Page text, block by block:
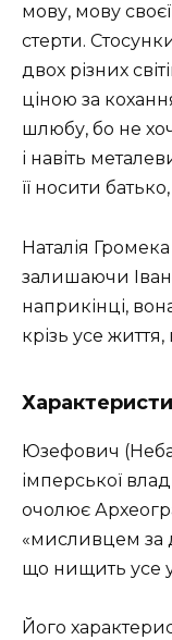
мову, мову
стерти.
двох різних
ціною за
шлюбу, бо не
і навіть
її носити
Наталія
залишаючи
наприкінці,
крізь усе
Юзефович
імперської
очолює
«мисливцем за
що нищить усе
Його